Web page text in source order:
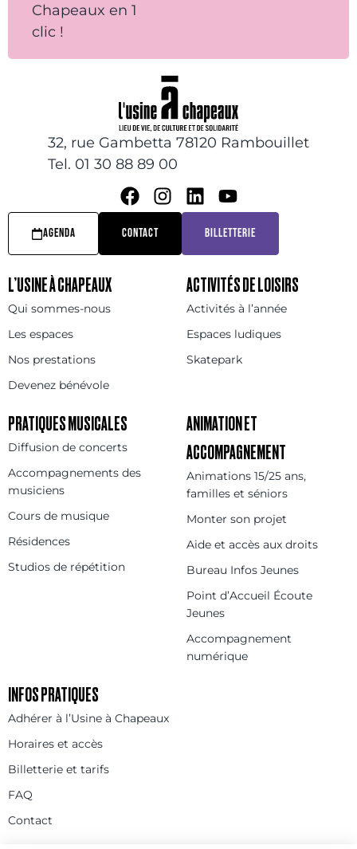
Chapeaux en 1
clic !
32, rue Gambetta 78120 Rambouillet
Tel. 01 30 88 89 00
AGENDA CONTACT BILLETTERIE
L’USINE À CHAPEAUX
Qui sommes-nous
Les espaces
Nos prestations
Devenez bénévole
ACTIVITÉS DE LOISIRS
Activités à l’année
Espaces ludiques
Skatepark
PRATIQUES MUSICALES
Diffusion de concerts
Accompagnements des
musiciens
Cours de musique
Résidences
Studios de répétition
ANIMATION ET
ACCOMPAGNEMENT
Animations 15/25 ans,
familles et séniors
Monter son projet
Aide et accès aux droits
Bureau Infos Jeunes
Point d’Accueil Écoute
Jeunes
Accompagnement
numérique
INFOS PRATIQUES
Adhérer à l’Usine à Chapeaux
Horaires et accès
Billetterie et tarifs
FAQ
Contact